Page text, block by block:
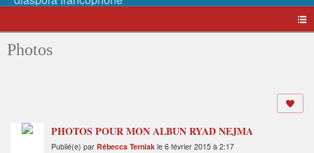
Photos
PHOTOS POUR MON ALBUN RYAD NEJMA
Publié(e) par Rébecca Terniak le 6 février 2015 à 2:17